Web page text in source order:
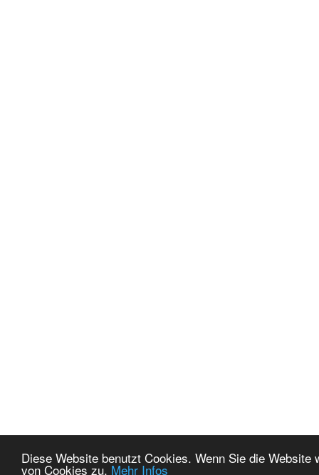
Diese Website benutzt Cookies. Wenn Sie die
von Cookies zu. Mehr Infos